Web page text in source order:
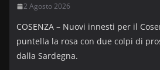
2 Agosto 2026
COSENZA – Nuovi innesti per il
puntella la rosa con due colpi di
dalla Sardegna.